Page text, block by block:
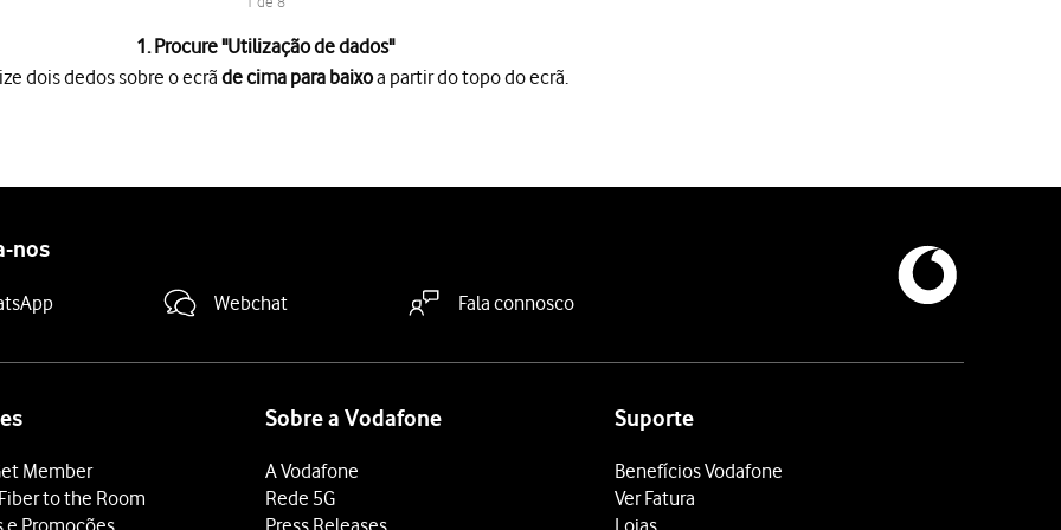
1. Procure "Utilização de dados"
dois dedos sobre o ecrãde cima para baixoa partir do topo do ecrã.
aplicação
aplicação
é mostrado sob o nome da aplicação.
os dados móveis.
nos
Webchat Fala connosco
Member
to the Room
e Promoções
Sobre a Vodafone
A Vodafone
Rede 5G
Press Releases
Suporte
Benefícios Vodafone
Ver Fatura
Lojas